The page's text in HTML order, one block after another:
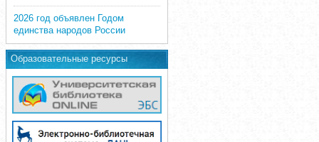
2026 год объявлен Годом
единства народов России
Образовательные ресурсы